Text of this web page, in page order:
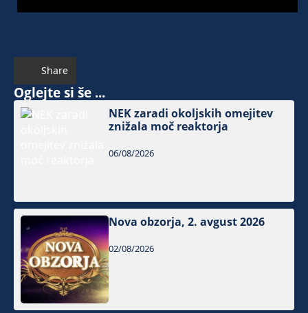
Share
Oglejte si še ...
NEK zaradi okoljskih omejitev
znižala moč reaktorja
06/08/2026
Nova obzorja, 2. avgust 2026
02/08/2026